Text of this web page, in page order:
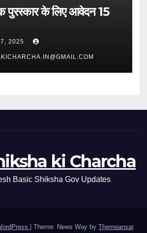
पुरस्कार के लिए आवेदन 15
2025
ki Charcha
Basic Shiksha Gov Updates
| Theme: News Way by Themeansar.